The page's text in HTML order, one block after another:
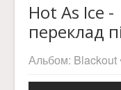
Hot As Ice -
переклад
Альбом: Blackout